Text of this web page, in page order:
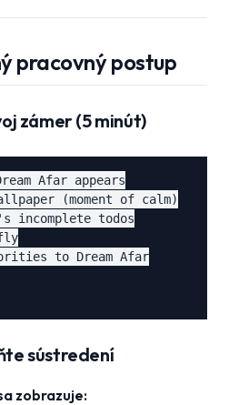
pracovný postup
zámer (5 minút)
Afar appears
(moment of calm)
incomplete todos
to Dream Afar
sústredení
zobrazuje: